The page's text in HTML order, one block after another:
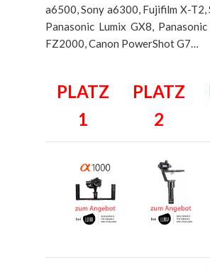
a6500, Sony a6300, Fujifilm X-T2,
Panasonic Lumix GX8,
FZ2000, Canon PowerShot G7…
PLATZ
1
PLATZ
2